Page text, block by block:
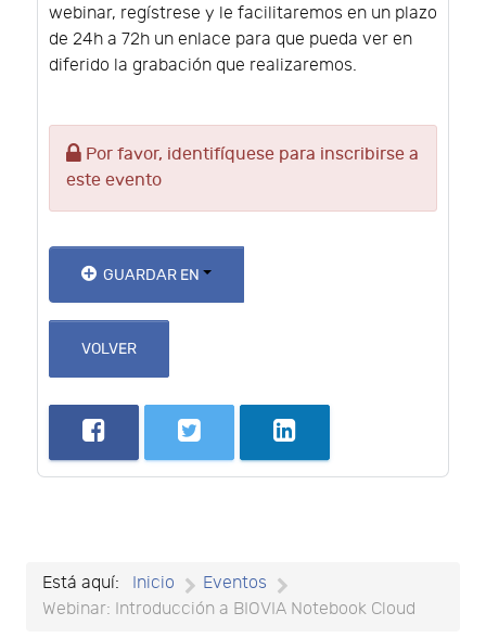
webinar, regístrese y le facilitaremos en un plazo
de 24h a 72h un enlace para que pueda ver en
diferido la grabación que realizaremos.
Por favor, identifíquese para inscribirse a
este evento
GUARDAR EN
VOLVER
Está aquí: Inicio
Eventos
Webinar: Introducción a BIOVIA Notebook Cloud